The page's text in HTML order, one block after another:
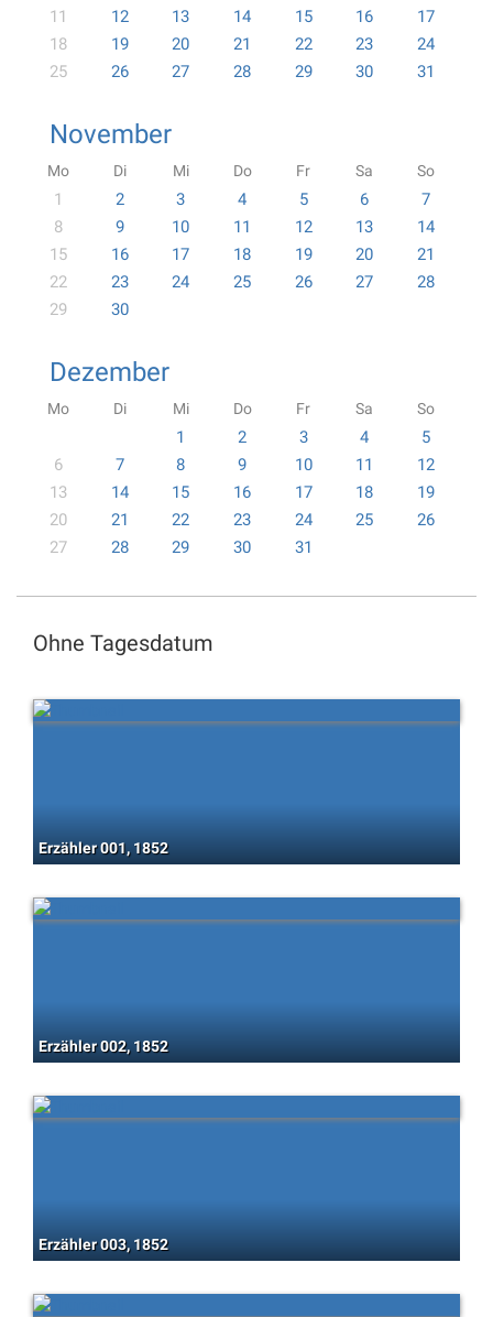
11
12 13 14 15 16
17
18
19 20 21 22 23
24
25
26 27 28 29 30 31
November
Mo Di Mi Do Fr Sa So
1 2 3 4 5 6
7
8
9 10 11 12 13
14
15
16 17 18 19 20
21
22
23 24 25 26 27
28
29
30
Dezember
Mo Di Mi Do Fr Sa So
1 2 3 4
5
6
7 8 9 10 11
12
13
14 15 16 17 18
19
20
21 22 23 24 25
26
27
28 29 30 31
Ohne Tagesdatum
Erzähler 001, 1852
Erzähler 002, 1852
Erzähler 003, 1852